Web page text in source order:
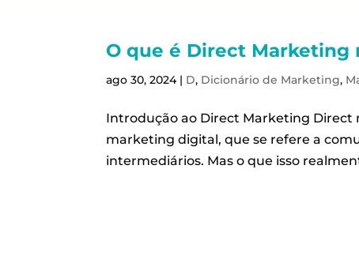
O que é Direct
ago 30, 2024| D, Dicionário de Marketing,
Introdução ao Direct Marketing
marketing digital, que se refere a
intermediários. Mas o que isso